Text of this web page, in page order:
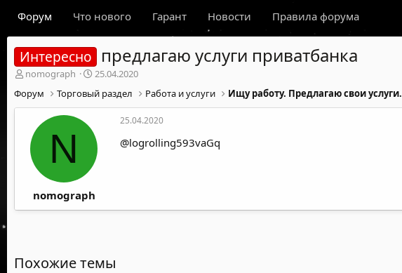
Форум Что нового Гарант Новости Правила форума
Интересно предлагаю услуги приватбанка
А
т
о
м
nomograph
Д
т
а
а
ч
а
25.04.2020
Форум
Торговый раздел Работа и услуги Ищу работу. Предлагаю свои услуги.
N
nomograph
25.04.2020
@logrolling593vaGq
Похожие темы